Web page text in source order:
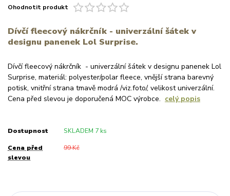
Ohodnotit produkt
Dívčí fleecový nákrčník - univerzální šátek v
designu panenek Lol Surprise.
Dívčí fleecový nákrčník - univerzální šátek v designu panenek Lol
Surprise, materiál: polyester/polar fleece, vnější strana barevný
potisk, vnitřní strana tmavě modrá /viz.foto/, velikost univerzální.
Cena před slevou je doporučená MOC výrobce. celý popis
Dostupnost SKLADEM 7 ks
Cena před
slevou
99 Kč